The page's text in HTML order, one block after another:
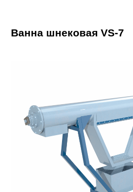
Ванна шнековая VS-7